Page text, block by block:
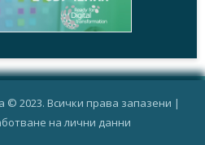
© 2023. Всички права запазени |
на лични данни